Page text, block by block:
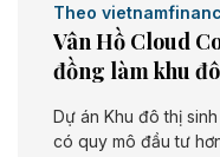
Theo
Vân Hồ Cloud
đồng làm khu
Dự án Khu đô thị
có quy mô đầu tư